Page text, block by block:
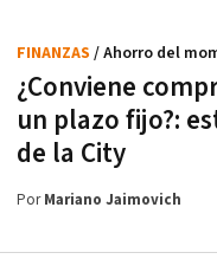
¿Conviene
un plazo fijo?:
de la City
FINANZAS / Ahorro del
PorMariano Jaimovich